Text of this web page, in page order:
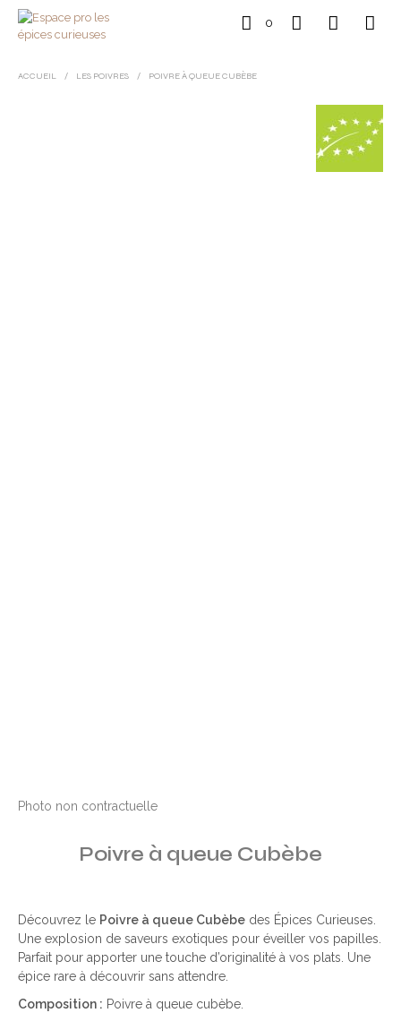
0
ACCUEIL / LES POIVRES / POIVRE À QUEUE CUBÈBE
Photo non contractuelle
Poivre à queue Cubèbe
Découvrez le Poivre à queue Cubèbe des Épices Curieuses.
Une explosion de saveurs exotiques pour éveiller vos papilles.
Parfait pour apporter une touche d’originalité à vos plats. Une
épice rare à découvrir sans attendre.
Composition : Poivre à queue cubèbe.